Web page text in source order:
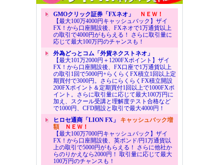
GMOクリック証券「FXネオ」
ＮＥＷ！
【最大100万4000円キャッシュバック】ザイ
FX！から口座開設後、FXネオで1万通貨以上
の取引で4000円がもらえる！ さらに取引量に
応じて最大100万円のチャンスも！
外為どっとコム「外貨ネクストネオ」
【最大101万2000円＋1200FXポイント】ザイ
FX！から口座開設後、FX口座で1万通貨以上
の取引1回で5000円+らくらくFX積立1回以上定
期買付で3000円。さらにらくらくFX積立開設
200FXポイント＆定期買付1回以上で1000FXポ
イント。さらに取引量に応じて最大100万円に
加え、スクール受講と理解度テスト合格など
で1000円、CFD開設と取引で最大4000円！
ヒロセ通商「LION FX」 キャッシュバック増
額ＮＥＷ！
【最大100万7000円キャッシュバック】ザイ
FX！から口座開設後、英ポンド/円1万通貨以
上の取引で5000円がもらえる！ さらに他社か
らのりかえなら2000円！ 取引量に応じて最大
100万円のチャンスも！